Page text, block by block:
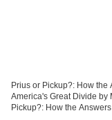
Prius or Pickup?: How the
America's Great Divide by
Pickup?: How the